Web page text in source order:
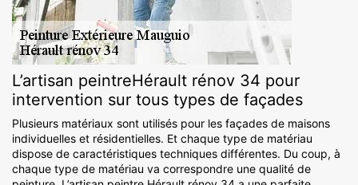
L’artisan peintreHérault rénov 34 pour
intervention sur tous types de façades
Plusieurs matériaux sont utilisés pour les façades de maisons
individuelles et résidentielles. Et chaque type de matériau
dispose de caractéristiques techniques différentes. Du coup, à
chaque type de matériau va correspondre une qualité de